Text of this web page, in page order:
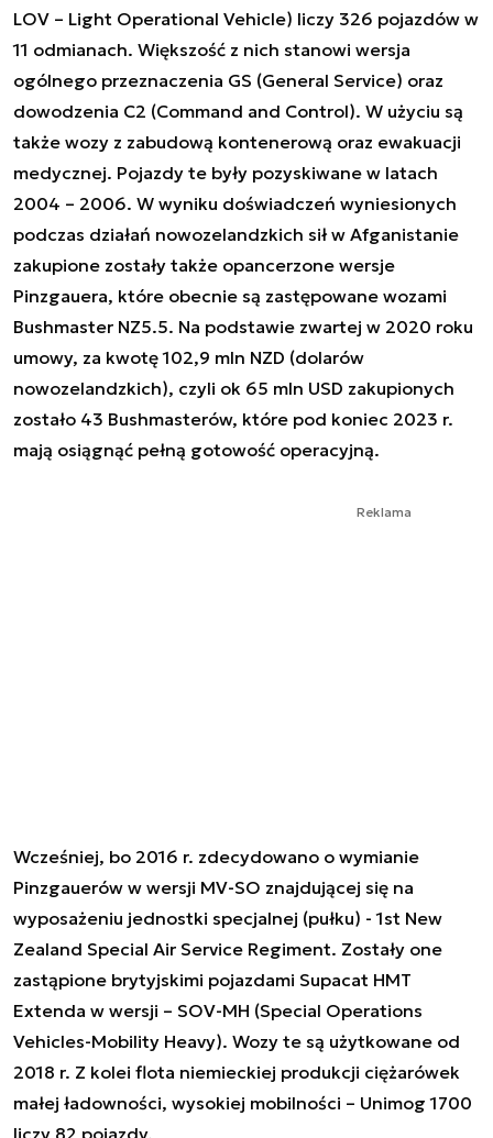
LOV – Light Operational Vehicle) liczy 326 pojazdów w
11 odmianach. Większość z nich stanowi wersja
ogólnego przeznaczenia GS (General Service) oraz
dowodzenia C2 (Command and Control). W użyciu są
także wozy z zabudową kontenerową oraz ewakuacji
medycznej. Pojazdy te były pozyskiwane w latach
2004 – 2006. W wyniku doświadczeń wyniesionych
podczas działań nowozelandzkich sił w Afganistanie
zakupione zostały także opancerzone wersje
Pinzgauera, które obecnie są zastępowane wozami
Bushmaster NZ5.5. Na podstawie zwartej w 2020 roku
umowy, za kwotę 102,9 mln NZD (dolarów
nowozelandzkich), czyli ok 65 mln USD zakupionych
zostało 43 Bushmasterów, które pod koniec 2023 r.
mają osiągnąć pełną gotowość operacyjną.
Reklama
Wcześniej, bo 2016 r. zdecydowano o wymianie
Pinzgauerów w wersji MV-SO znajdującej się na
wyposażeniu jednostki specjalnej (pułku) - 1st New
Zealand Special Air Service Regiment. Zostały one
zastąpione brytyjskimi pojazdami Supacat HMT
Extenda w wersji – SOV-MH (Special Operations
Vehicles-Mobility Heavy). Wozy te są użytkowane od
2018 r. Z kolei flota niemieckiej produkcji ciężarówek
małej ładowności, wysokiej mobilności – Unimog 1700
liczy 82 pojazdy.